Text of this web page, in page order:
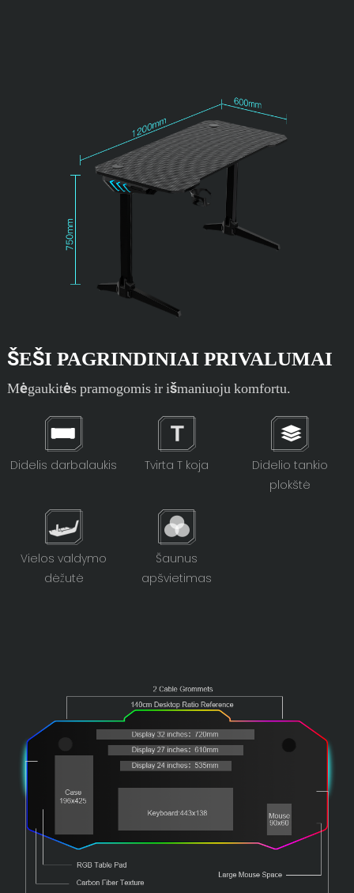
ŠEŠI PAGRINDINIAI PRIVALUMAI
Mėgaukitės pramogomis ir išmaniuoju komfortu.
Didelis darbalaukis Tvirta T koja
Didelio tankio
plokštė
Vielos valdymo
dėžutė
Šaunus
apšvietimas